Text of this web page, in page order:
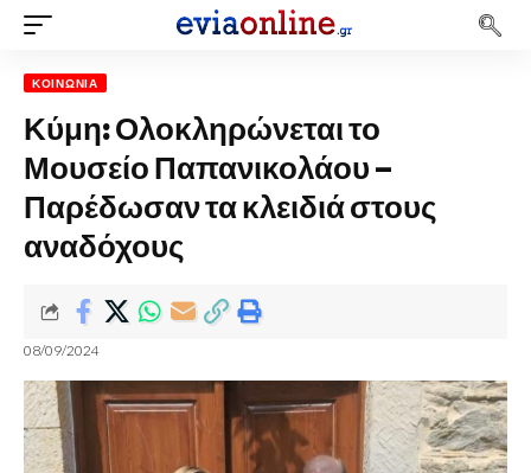
ΚΟΙΝΩΝΊΑ
Κύμη: Ολοκληρώνεται το
Μουσείο Παπανικολάου –
Παρέδωσαν τα κλειδιά στους
αναδόχους
08/09/2024